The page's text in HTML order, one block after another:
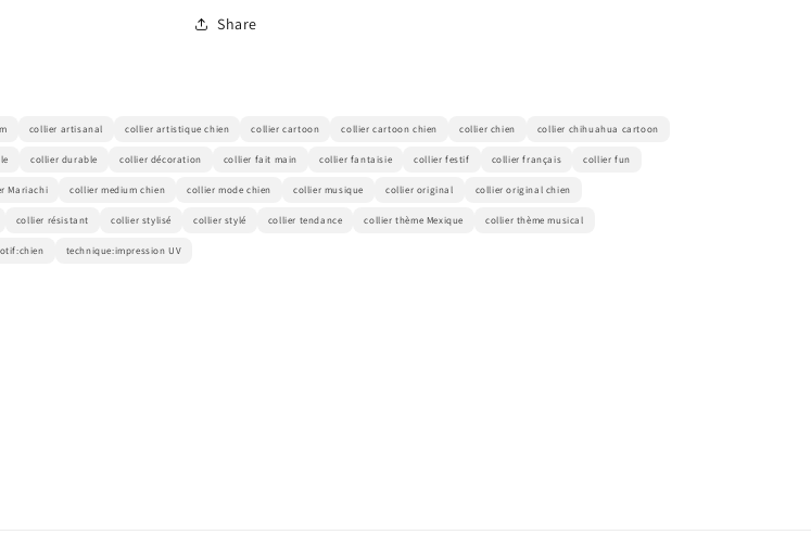
Share
collier artisanal collier artistique chien collier cartoon collier cartoon chien collier chien collier chihuahua cartoon
collier durable collier décoration collier fait main collier fantaisie collier festif collier français collier fun
Mariachi collier medium chien collier mode chien collier musique collier original collier original chien
collier résistant collier stylisé collier stylé collier tendance collier thème Mexique collier thème musical
technique:impression UV